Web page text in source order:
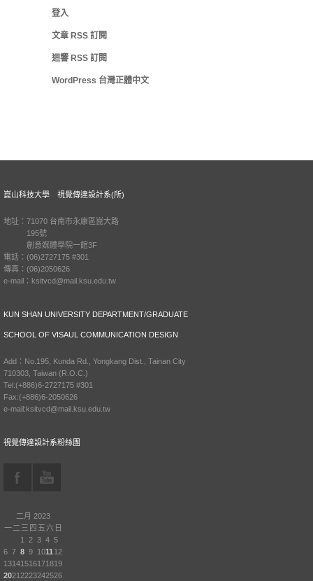
登入
文章 RSS 訂閱
迴響 RSS 訂閱
WordPress 台灣正體中文
崑山科技大學 視覺傳達設計系(所)
地址：71070 台南市永康區崑大路
195號
創意媒體學院一館3F
電話：(06)2727175 #301
傳真：(06)2050626
e-mail：ksitvcd@mail.ksu.edu.tw
KUN SHAN UNIVERSITY DEPARTMENT/GRADUATE
SCHOOL OF VISAUL COMMUNICATION DESIGN
Add：No.195, Kunda Rd., Yongkang Dist., Tainan City
710303, Taiwan (R.O.C.)
Tel:(+886)6-2727175 #301
Fax:(+886)6-2050626
e-mail:ksitvcd@mail.ksu.edu.tw
視覺傳達設計系粉絲團
二月 2023
一 二 三 四 五六 日
1
2 3 4 5
6 7 8 9 1011 12
13141516171819
2021 2223242526